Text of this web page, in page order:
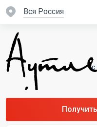
вся Россия
C